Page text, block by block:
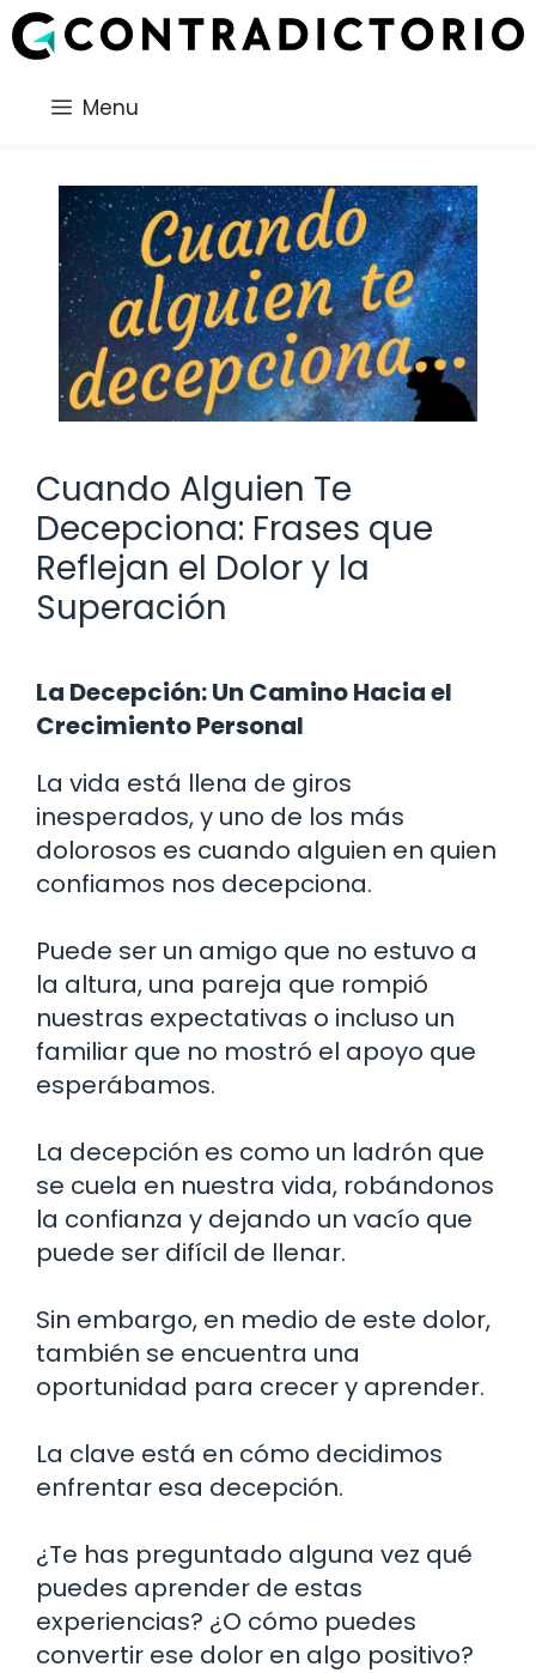
Saltar
al
Menu
Cuando Alguien Te
Decepciona: Frases que
Reflejan el Dolor y la
Superación
La Decepción: Un Camino Hacia el
Crecimiento Personal
La vida está llena de giros
inesperados, y uno de los más
dolorosos es cuando alguien en quien
confiamos nos decepciona.
Puede ser un amigo que no estuvo a
la altura, una pareja que rompió
nuestras expectativas o incluso un
familiar que no mostró el apoyo que
esperábamos.
La decepción es como un ladrón que
se cuela en nuestra vida, robándonos
la confianza y dejando un vacío que
puede ser difícil de llenar.
Sin embargo, en medio de este dolor,
también se encuentra una
oportunidad para crecer y aprender.
La clave está en cómo decidimos
enfrentar esa decepción.
¿Te has preguntado alguna vez qué
puedes aprender de estas
experiencias? ¿O cómo puedes
convertir ese dolor en algo positivo?